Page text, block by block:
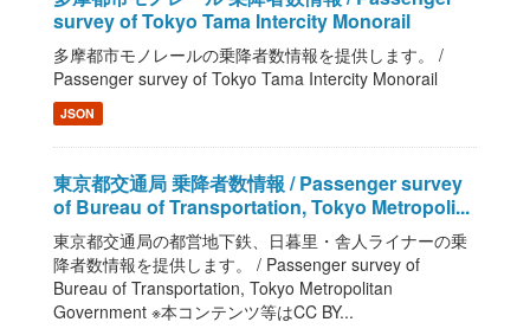
survey of Tokyo Tama Intercity Monorail
多摩都市モノレールの乗降者数情報を提供します。 /
Passenger survey of Tokyo Tama Intercity Monorail
JSON
東京都交通局 乗降者数情報 / Passenger survey
of Bureau of Transportation, Tokyo Metropoli...
東京都交通局の都営地下鉄、日暮里・舎人ライナーの乗
降者数情報を提供します。 / Passenger survey of
Bureau of Transportation, Tokyo Metropolitan
Government ※本コンテンツ等はCC BY...